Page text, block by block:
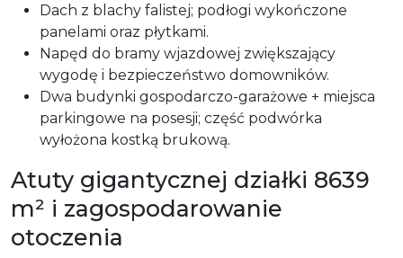
Dach z blachy falistej; podłogi wykończone
panelami oraz płytkami.
Napęd do bramy wjazdowej zwiększający
wygodę i bezpieczeństwo domowników.
Dwa budynki gospodarczo-garażowe + miejsca
parkingowe na posesji; część podwórka
wyłożona kostką brukową.
Atuty gigantycznej działki 8639
m² i zagospodarowanie
otoczenia